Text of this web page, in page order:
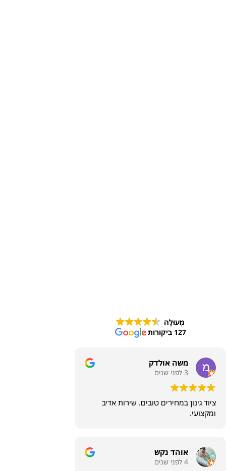
מְעוּלֶה
127 ביקורות
משה אולדק
3 לפני שנים
ציוד גינון במחירים טובים. שירות אדיב
ומקצועי.
אוהד נקש
4 לפני שנים